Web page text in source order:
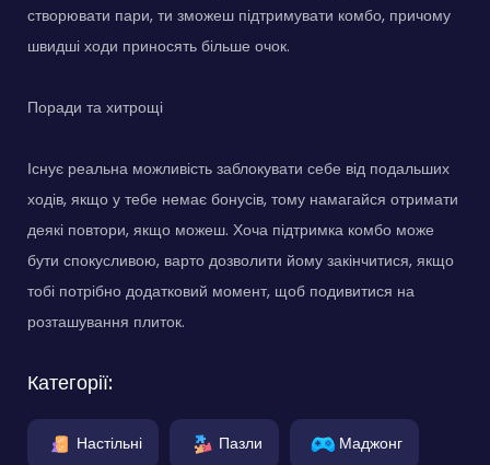
створювати пари, ти зможеш підтримувати комбо, причому
швидші ходи приносять більше очок.
Поради та хитрощі
Існує реальна можливість заблокувати себе від подальших
ходів, якщо у тебе немає бонусів, тому намагайся отримати
деякі повтори, якщо можеш. Хоча підтримка комбо може
бути спокусливою, варто дозволити йому закінчитися, якщо
тобі потрібно додатковий момент, щоб подивитися на
розташування плиток.
Категорії:
Настільні Пазли Маджонг